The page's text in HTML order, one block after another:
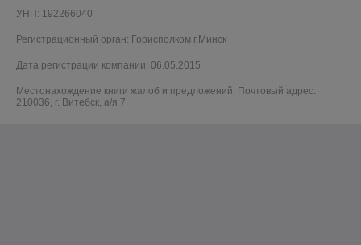
УНП: 192266040
Регистрационный орган: Горисполком г.Минск
Дата регистрации компании: 06.05.2015
Местонахождение книги жалоб и предложений: Почтовый адрес:
210036, г. Витебск, а/я 7